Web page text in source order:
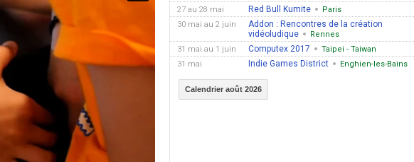
27 au 28 mai
Red Bull Kumite
Paris
30 mai au 2 juin
Addon : Rencontres de la création
vidéoludique
Rennes
31 mai au 1 juin
Computex 2017
Taipei - Taiwan
31 mai
Indie Games District Enghien-les-Bains
Calendrier août 2026